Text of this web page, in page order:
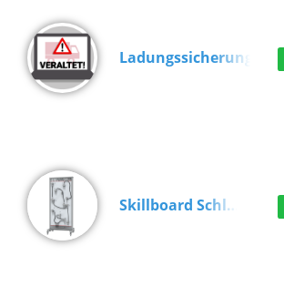
Ladungssicherung
Skillboard Schl…